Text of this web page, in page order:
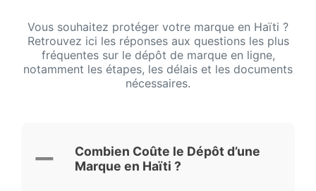
Vous souhaitez protéger votre marque en Haïti ?
Retrouvez ici les réponses aux questions les plus
fréquentes sur le dépôt de marque en ligne,
notamment les étapes, les délais et les documents
nécessaires.
Combien Coûte le Dépôt d’une
Marque en Haïti ?